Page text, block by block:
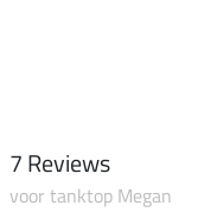
7 Reviews
voor tanktop Megan